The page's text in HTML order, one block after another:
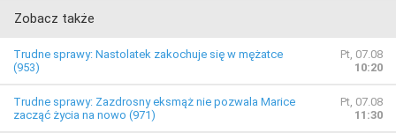
Zobacz także
Trudne sprawy: Nastolatek zakochuje się w mężatce
(953)
Pt, 07.08
10:20
Trudne sprawy: Zazdrosny eksmąż nie pozwala Marice
zacząć życia na nowo (971)
Pt, 07.08
11:30